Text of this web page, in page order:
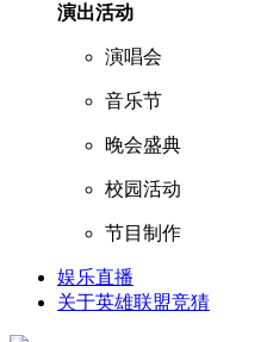
演出活动
演唱会
音乐节
晚会盛典
校园活动
节目制作
娱乐直播
关于英雄联盟竞猜